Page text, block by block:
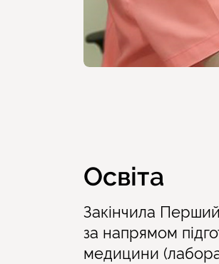
Освіта
Закінчила
за напрямом
медицини